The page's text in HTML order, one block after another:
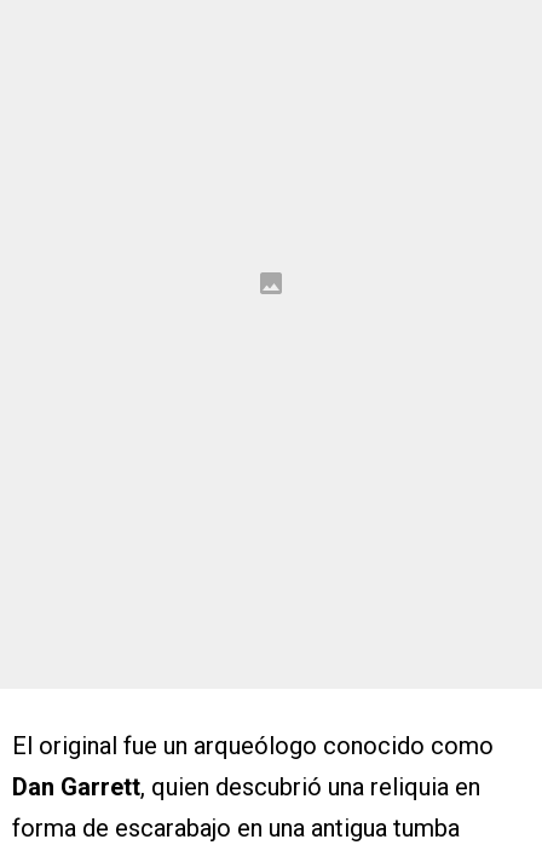
El original fue un arqueólogo conocido como
Dan Garrett, quien descubrió una reliquia en
forma de escarabajo en una antigua tumba